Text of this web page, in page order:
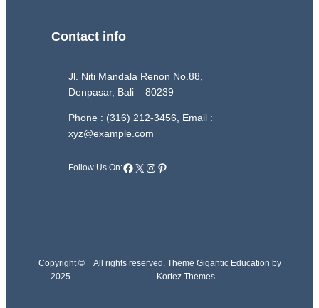
Contact info
Jl. Niti Mandala Renon No.88,
Denpasar, Bali – 80239
Phone : (316) 212-3456, Email :
xyz@example.com
Follow Us On:Facebook
X Instagram
Pinterest
Copyright ©
2025.
All rights reserved. Theme Gigantic Education by
Kortez Themes.